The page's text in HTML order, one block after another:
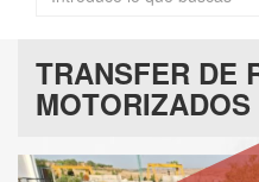
TRANSFER DE
MOTORIZADOS